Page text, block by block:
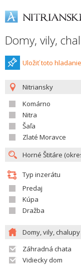
Domy, vily,
Uložiť toto hladanie
Nitriansky
Komárno
Nitra
Šaľa
Zlaté Moravce
Typ inzerátu
Predaj
Kúpa
Dražba
Domy, vily, chalupy
Záhradná chata
Vidiecky dom